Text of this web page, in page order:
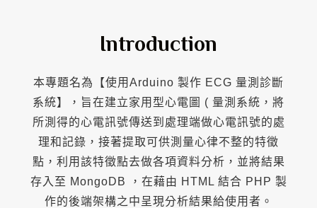
Introduction
本專題名為【使用Arduino 製作 ECG 量測診斷
系統】，旨在建立家用型心電圖 ( 量測系統，將
所測得的心電訊號傳送到處理端做心電訊號的處
理和記錄，接著提取可供測量心律不整的特徵
點，利用該特徵點去做各項資料分析，並將結果
存入至 MongoDB ，在藉由 HTML 結合 PHP 製
作的後端架構之中呈現分析結果給使用者。